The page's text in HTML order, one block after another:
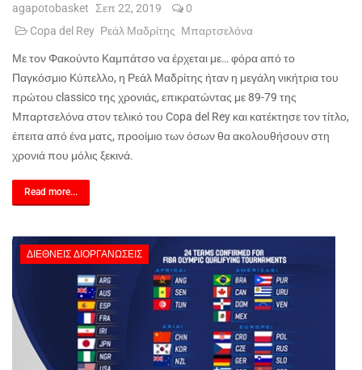
agapotobasket Σεπ 22, 2019
0
Copa del Rey Ρεάλ Μαδρίτης Μπαρτσελόνα
Με τον Φακούντο Καμπάτσο να έρχεται με… φόρα από το
Παγκόσμιο Κύπελλο, η Ρεάλ Μαδρίτης ήταν η μεγάλη νικήτρια του
πρώτου classicoτης χρονιάς, επικρατώντας με 89-79 της
Μπαρτσελόνα στον τελικό του Copa del Rey και κατέκτησε τον τίτλο,
έπειτα από ένα ματς, προοίμιο των όσων θα ακολουθήσουν στη
χρονιά που μόλις ξεκινά.
Read more...
ΔΙΕΘΝΕΊΣ ΔΙΟΡΓΑΝΏΣΕΙΣ